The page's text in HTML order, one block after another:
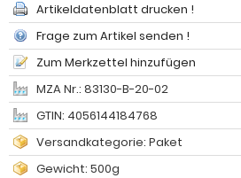
Artikeldatenblatt drucken !
Frage zum Artikel senden !
Zum Merkzettel hinzufügen
MZA Nr.: 83130-B-20-02
GTIN: 4056144184768
Versandkategorie: Paket
Gewicht: 500g